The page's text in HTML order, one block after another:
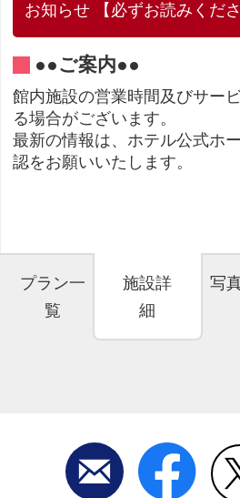
お知らせ 【必ずお読みくださ
●●ご案内●●
館内施設の営業時間及びサー
る場合がございます。
最新の情報は、ホテル公式ホ
認をお願いいたします。
プラン一
覧
施設詳
細
写